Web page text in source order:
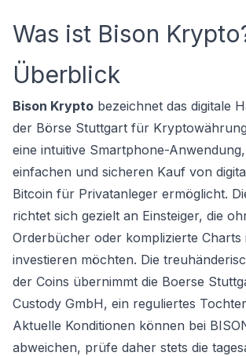
Was ist Bison
Überblick
Bison Krypto bezeichnet das digitale
der Börse Stuttgart für
eine intuitive Smartphone-
einfachen und sicheren Kauf von
Bitcoin für Privatanleger ermöglicht.
richtet sich gezielt an Einsteiger, die
Orderbücher oder komplizierte Charts
investieren möchten. Die
der Coins übernimmt die Boerse
Custody GmbH, ein reguliertes
Aktuelle Konditionen können bei
abweichen, prüfe daher stets die